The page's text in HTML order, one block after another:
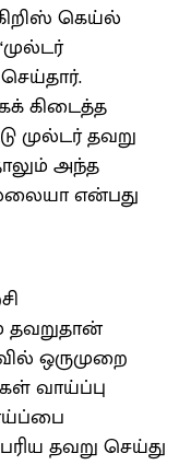
கெய்ல்
கிடைத்த
முல்டர் தவறு
அந்த
என்பது
தவறுதான்
ஒருமுறை
வாய்ப்பு
தவறு செய்து